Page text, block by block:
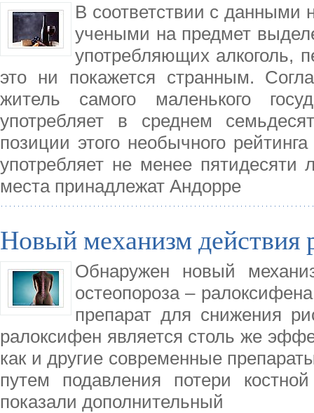
В соответствии с данными
учеными на предмет
употребляющих алкоголь,
это ни покажется странным.
житель самого маленького
употребляет в среднем
позиции этого необычного
употребляет не менее пятидесяти
места принадлежат Андорре
Новый механизм действия
Обнаружен новый
остеопороза –
препарат для снижения
ралоксифен является столь же
как и другие современные
путем подавления потери
показали дополнительный